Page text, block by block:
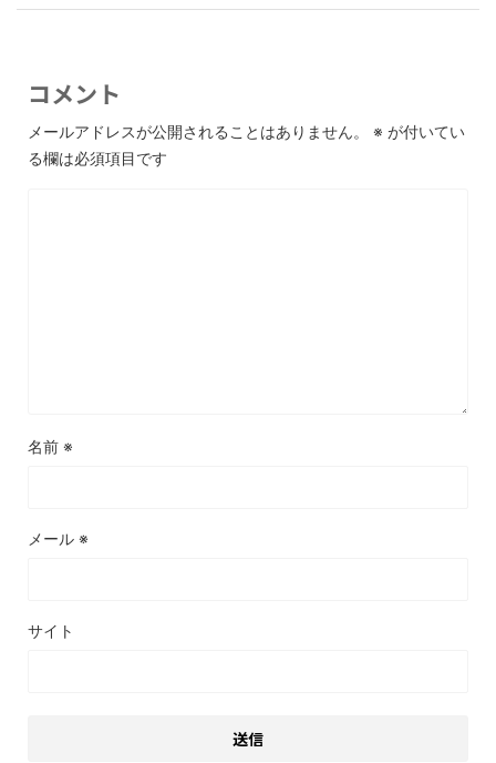
コメント
メールアドレスが公開されることはありません。 ※ が付いてい
る欄は必須項目です
名前 ※
メール ※
サイト